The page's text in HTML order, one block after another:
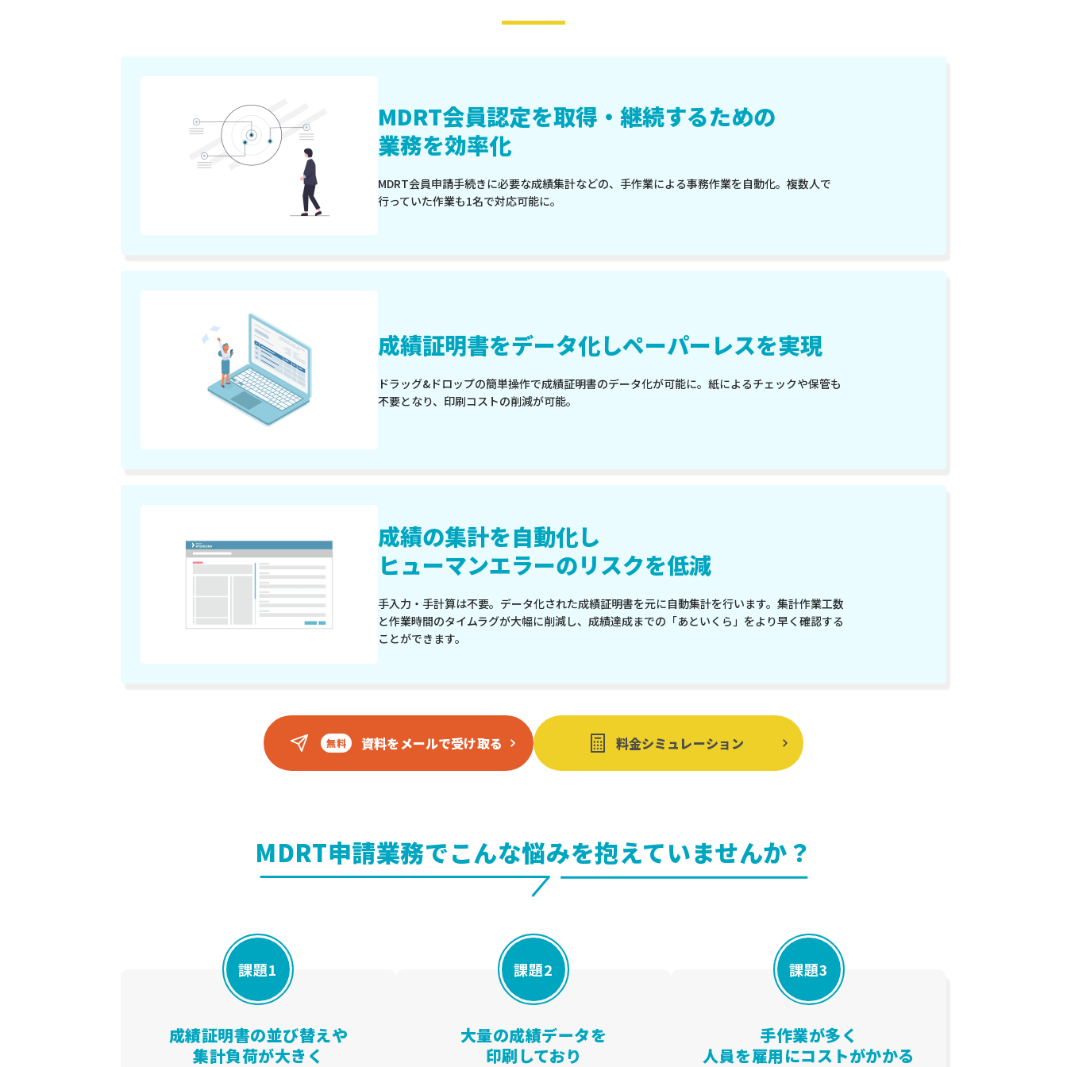
MDRT会員認定を取得・継続するための
業務を効率化
MDRT会員申請手続きに必要な成績集計などの、手作業による事務作業を自動化。複数人で
行っていた作業も1名で対応可能に。
成績証明書をデータ化しペーパーレスを実現
ドラッグ&ドロップの簡単操作で成績証明書のデータ化が可能に。紙によるチェックや保管も
不要となり、印刷コストの削減が可能。
成績の集計を自動化し
ヒューマンエラーのリスクを低減
手入力・手計算は不要。データ化された成績証明書を元に自動集計を行います。集計作業工数
と作業時間のタイムラグが大幅に削減し、成績達成までの「あといくら」をより早く確認する
ことができます。
資料をメールで受け取る 料金シミュレーション
MDRT申請業務でこんな悩みを抱えていませんか？
課題1
成績証明書の並び替えや
集計負荷が大きく
課題2
大量の成績データを
印刷しており
課題3
手作業が多く
人員を雇用にコストがかかる